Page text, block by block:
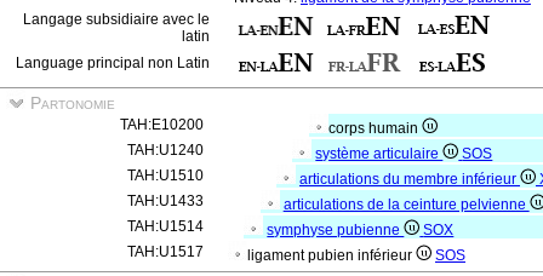
Langage subsidiaire avec le
latin
Language principal non Latin
Partonomie
TAH:E10200
corps humain
TAH:U1240
système articulaire
SOS
TAH:U1510
articulations du membre inférieur
TAH:U1433
articulations de la ceinture pelvienne
TAH:U1514
symphyse pubienne
SOX
TAH:U1517
ligament pubien inférieur SOS